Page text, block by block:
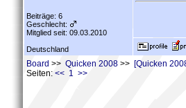
Beiträge: 6
Geschlecht:
Mitglied seit: 09.03.2010
Deutschland
Board >> Quicken 2008 >> [Quicken
Seiten: << 1 >>